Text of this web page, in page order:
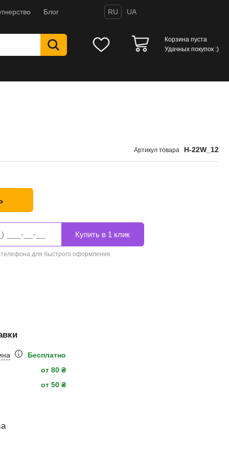
Блог RU UA
Корзина пуста
Удачных покупок :)
Артикул товара H-22W_12
для быстрого оформления
Бесплатно
от 80 ₴
от 50 ₴